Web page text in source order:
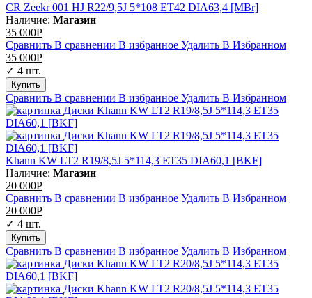
CR Zeekr 001 HJ R22/9,5J 5*108 ET42 DIA63,4 [MBr]
Наличие: Магазин
35 000Р
Сравнить В сравнении В избранное Удалить В Избранном
35 000Р
✓ 4 шт.
Сравнить В сравнении В избранное Удалить В Избранном
Khann KW LT2 R19/8,5J 5*114,3 ET35 DIA60,1 [BKF]
Наличие: Магазин
20 000Р
Сравнить В сравнении В избранное Удалить В Избранном
20 000Р
✓ 4 шт.
Сравнить В сравнении В избранное Удалить В Избранном